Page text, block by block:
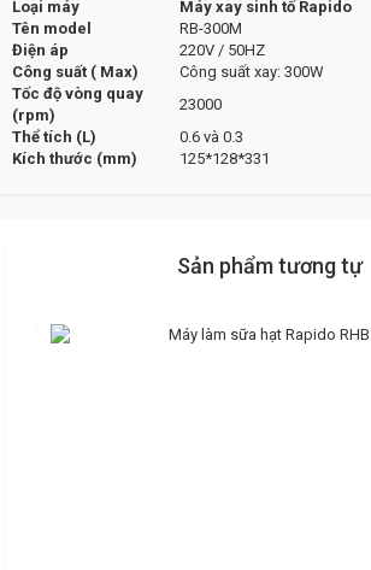
Loại máy
Máy xay sinh tố Rapido
Tên model
RB-300M
Điện áp
220V / 50HZ
Công suất ( Max)
Công suất xay: 300W
Tốc độ vòng quay
(rpm)
23000
Thể tích (L)
0.6 và 0.3
Kích thước (mm)
125*128*331
Sản phẩm tương tự